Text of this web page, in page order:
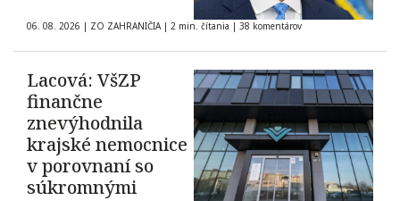
06. 08. 2026 | ZO ZAHRANIČIA | 2 min. čítania | 38 komentárov
Lacová: VšZP
finančne
znevýhodnila
krajské nemocnice
v porovnaní so
súkromnými